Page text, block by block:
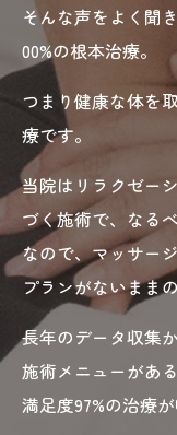
そんな声をよく聞
00%の根本治療。
つまり健康な体を
療です。
当院はリラクゼー
づく施術で、なる
なので、マッサー
プランがないまま
長年のデータ収集
施術メニューがあ
満足度97%の治療